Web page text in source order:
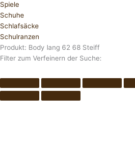
Spiele
Schuhe
Schlafsäcke
Schulranzen
Produkt: Body lang 62 68 Steiff
Filter zum Verfeinern der Suche: